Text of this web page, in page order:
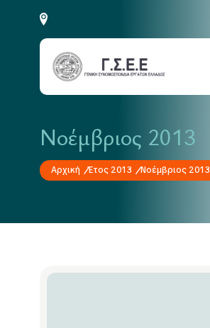
Νοέμβριος 2013
Αρχική Έτος 2013 Νοέμβριος 2013